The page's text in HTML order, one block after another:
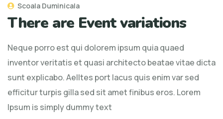
Scoala Duminicala
There are Event variations
Neque porro est qui dolorem ipsum quia quaed
inventor veritatis et quasi architecto beatae vitae dicta
sunt explicabo. Aelltes port lacus quis enim var sed
efficitur turpis gilla sed sit amet finibus eros. Lorem
Ipsum is simply dummy text